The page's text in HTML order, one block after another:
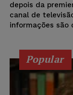
depois da
canal de
informações são
Popular